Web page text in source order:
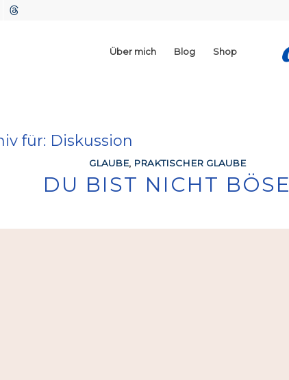
Über mich Blog Shop
für: Diskussion
GLAUBE, PRAKTISCHER GLAUBE
DU BIST NICHT BÖSE